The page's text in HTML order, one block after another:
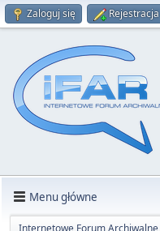
Zaloguj się Rejestracja
Menu główne
Internetowe Forum Archiwalne